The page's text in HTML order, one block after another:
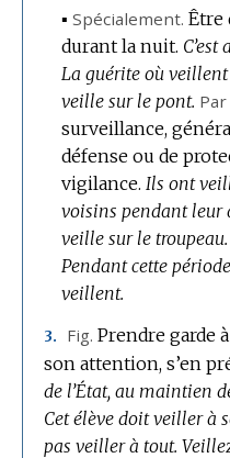
▪ Spécialement. Être
durant la nuit.
La guérite où
veille sur le pont.
surveillance,
défense ou de
vigilance. Ils ont
voisins pendant leur
veille sur le troupeau.
Pendant cette
veillent.
3. Fig. Prendre garde
son attention, s’en
de l’État, au maintien
Cet élève doit veiller à
pas veiller à tout.